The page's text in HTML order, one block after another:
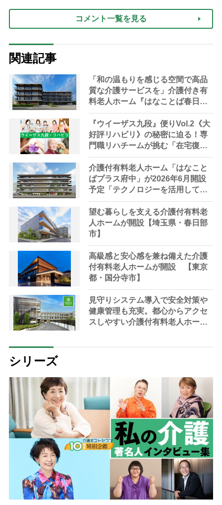
コメント一覧を見る
関連記事
「和の温もりを感じる空間で高品
質な介護サービスを」介護付き有
料老人ホーム『はなことば春日
部』来春オープン【埼玉県・春日
部市】
『ウイーザス九段』便りVol.2《大
好評リハビリ》の秘密に迫る！専
門職リハチームが挑む「在宅復帰
の可能性を広げる」「人生の幸福
を追求する」 “リハビリ革命”と
は？
介護付有料老人ホーム「はなこと
ばプラス府中」が2026年6月開設
予定「テクノロジーを活用して高
品質な介護サービスを提供」【東
京都・府中市】
望む暮らしを支える介護付有料老
人ホームが開設【埼玉県・春日部
市】
高級感と安心感を兼ね備えた介護
付有料老人ホームが開設 【東京
都・国分寺市】
見守りシステム導入で安全対策や
健康管理も充実。都心からアクセ
スしやすい介護付有料老人ホーム
シリーズ